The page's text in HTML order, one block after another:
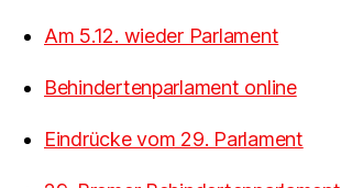
Am 5.12. wieder Parlament
Behindertenparlament online
Eindrücke vom 29. Parlament